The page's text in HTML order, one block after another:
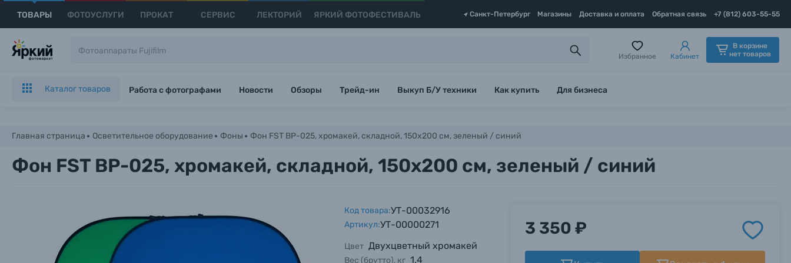
ТОВАРЫ ФОТОУСЛУГИ ПРОКАТ СЕРВИС ЛЕКТОРИЙ ЯРКИЙ ФОТОФЕСТИВАЛЬ Санкт-Петербург Магазины Доставка и оплата Обратная связь +7 (812) 603-55-55
Избранное Кабинет
В корзине
нет товаров
Каталог товаров Работа с фотографами Новости Обзоры Трейд-ин Выкуп Б/У техники Как купить Для бизнеса
Главная страница Осветительное оборудование Фоны Фон FST BP-025, xромакей, складной, 150х200 см, зеленый / синий
Фон FST BP-025, xромакей, складной, 150х200 см, зеленый / синий
Код товара:УТ-00032916
Артикул:УТ-00000271
Цвет Двухцветный хромакей
Вес (брутто), кг 1.4
3 350 ₽